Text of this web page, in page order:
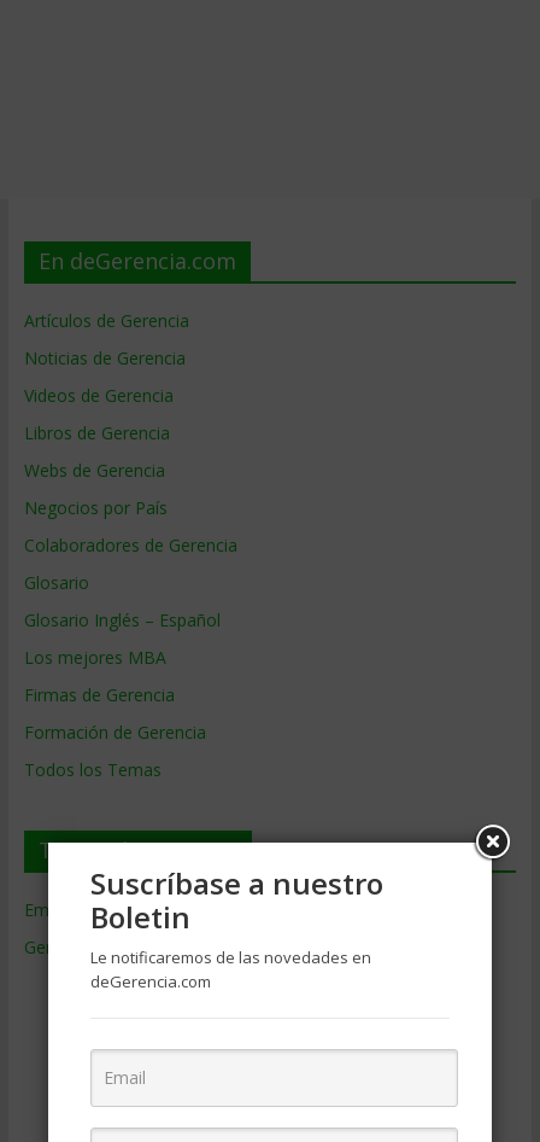
En deGerencia.com
Artículos de Gerencia
Noticias de Gerencia
Videos de Gerencia
Libros de Gerencia
Webs de Gerencia
Negocios por País
Colaboradores de Gerencia
Glosario
Glosario Inglés – Español
Los mejores MBA
Firmas de Gerencia
Formación de Gerencia
Todos los Temas
Temas de Gerencia
Empresas de Gerencia
Gerencia(9.477)
Ciencias Económicas
Educacion Gerencial(454)
Estrategia Empresarial
Finanzas Corporativas(748)
Suscríbase a nuestro
Boletin
Le notificaremos de las novedades en
deGerencia.com